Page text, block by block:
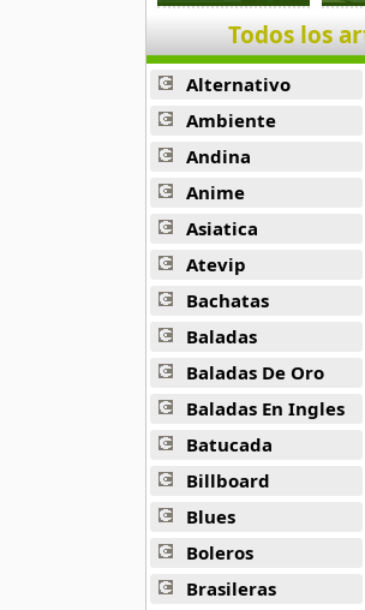
80s Acoustic Hits
37 músicas online
80s Ballads
48 músicas online
80s Pop Rock
50 músicas online
90s Acoustic Hits
39 músicas online
90s Latin Music
50 músicas online
90s Party Hits
58 músicas online
90s Pop Rock
50 músicas online
Todos los
Alternativo
Ambiente
Andina
Anime
Asiatica
Atevip
Bachatas
Baladas
Baladas De Oro
Baladas En Ingles
Batucada
Billboard
Blues
Boleros
Brasileras